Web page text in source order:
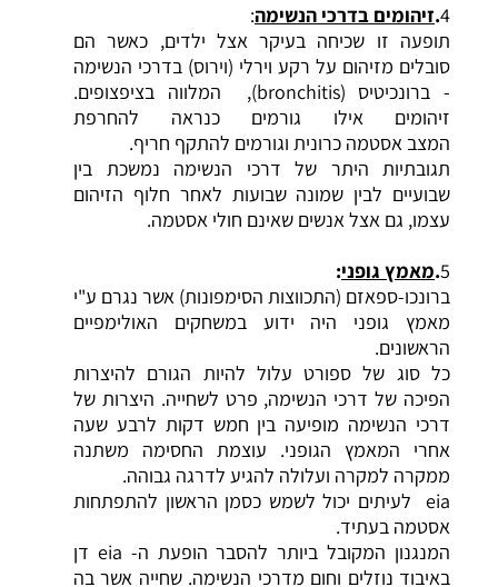
4
.זיהומים בדרכי הנשימה:
תופעה זו שכיחה בעיקר אצל ילדים, כאשר הם
סובלים מזיהום על רקע וירלי (וירוס) בדרכי הנשימה
- ברונכיטיס (bronchitis), המלווה בציפצופים.
זיהומים אילו גורמים כנראה להחרפת
המצב אסטמה כרונית וגורמים להתקף חריף.
תגובתיות היתר של דרכי הנשימה נמשכת בין
שבועיים לבין שמונה שבועות לאחר חלוף הזיהום
עצמו, גם אצל אנשים שאינם חולי אסטמה.
5
.מאמץ גופני:
ברונכו-ספאזם (התכווצות הסימפונות) אשר נגרם ע"י
מאמץ גופני היה ידוע במשחקים האולימפיים
הראשונים.
כל סוג של ספורט עלול להיות הגורם להיצרות
הפיכה של דרכי הנשימה, פרט לשחייה. היצרות של
דרכי הנשימה מופיעה בין חמש דקות לרבע שעה
אחרי המאמץ הגופני. עוצמת החסימה משתנה
ממקרה למקרה ועלולה להגיע לדרגה גבוהה.
eia לעיתים יכול לשמש כסמן הראשון להתפתחות
אסטמה בעתיד.
המנגנון המקובל ביותר להסבר הופעת ה- eia דן
באיבוד נוזלים וחום מדרכי הנשימה. שחייה אשר בה